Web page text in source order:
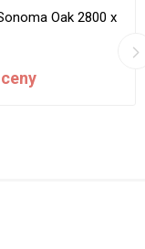
Oak 2800 x